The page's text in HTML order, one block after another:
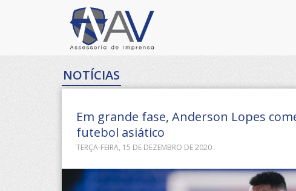
NOTÍCIAS
Em grande fase, Anderson Lopes
futebol asiático
TERÇA-FEIRA, 15 DE DEZEMBRO DE 2020